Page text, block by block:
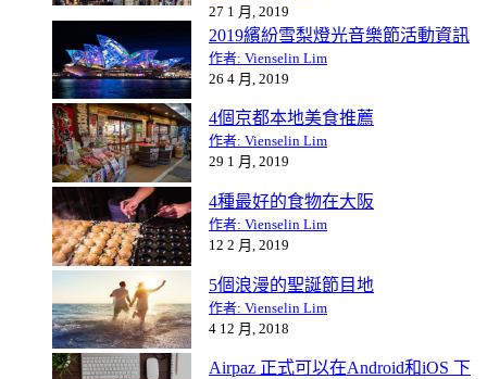
27 1 月, 2019
2019繽紛雪梨燈光音樂節活動資訊
作者: Vienselin Lim
26 4 月, 2019
4個京都本地美食推薦
作者: Vienselin Lim
29 1 月, 2019
4種最好的食物在大阪
作者: Vienselin Lim
12 2 月, 2019
5個浪漫的聖誕節目地
作者: Vienselin Lim
4 12 月, 2018
Airpaz 正式可以在Android和iOS 下